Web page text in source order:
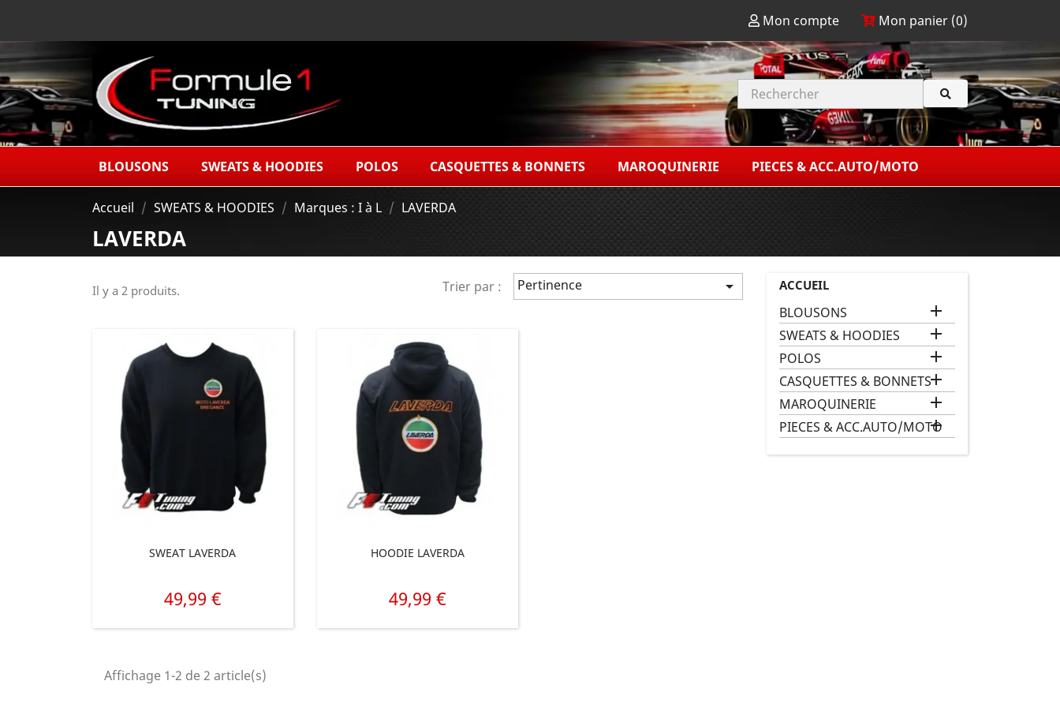
Mon compte Mon panier (0)
BLOUSONS SWEATS & HOODIES POLOS CASQUETTES & BONNETS MAROQUINERIE PIECES & ACC.AUTO/MOTO
Accueil SWEATS & HOODIES Marques : I à L LAVERDA
LAVERDA
Il y a 2 produits. Trier par : Pertinence 
SWEAT LAVERDA
Prix
49,99 €
HOODIE LAVERDA
Prix
49,99 €
Affichage 1-2 de 2 article(s)
ACCUEIL
BLOUSONS 
SWEATS & HOODIES 
POLOS 
CASQUETTES & BONNETS
MAROQUINERIE 
PIECES & ACC.AUTO/MOTO
